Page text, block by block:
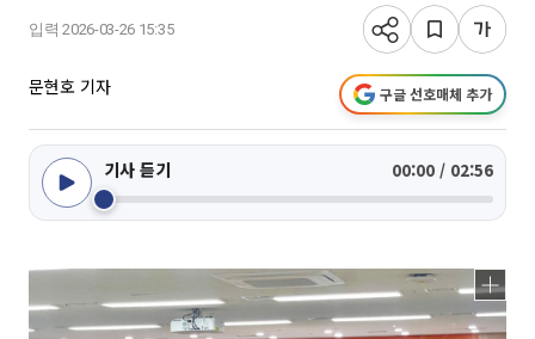
입력 2026-03-26 15:35
문현호 기자 구글 선호매체 추가
기사 듣기 00:00 / 02:56